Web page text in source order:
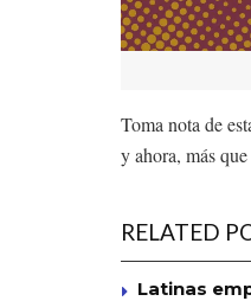
Toma nota de
y ahora, más
RELATED
Latinas